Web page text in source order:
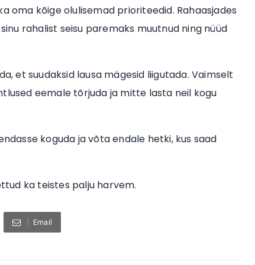
oma kõige olulisemad prioriteedid. Rahaasjades
rahalist seisu paremaks muutnud ning nüüd
et suudaksid lausa mägesid liigutada. Vaimselt
eemale tõrjuda ja mitte lasta neil kogu
koguda ja võta endale hetki, kus saad
ka teistes palju harvem.
Email